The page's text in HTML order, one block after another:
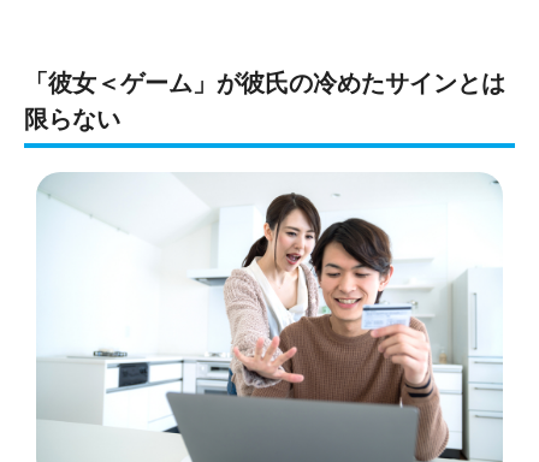
「彼女＜ゲーム」が彼氏の冷めたサインとは
限らない